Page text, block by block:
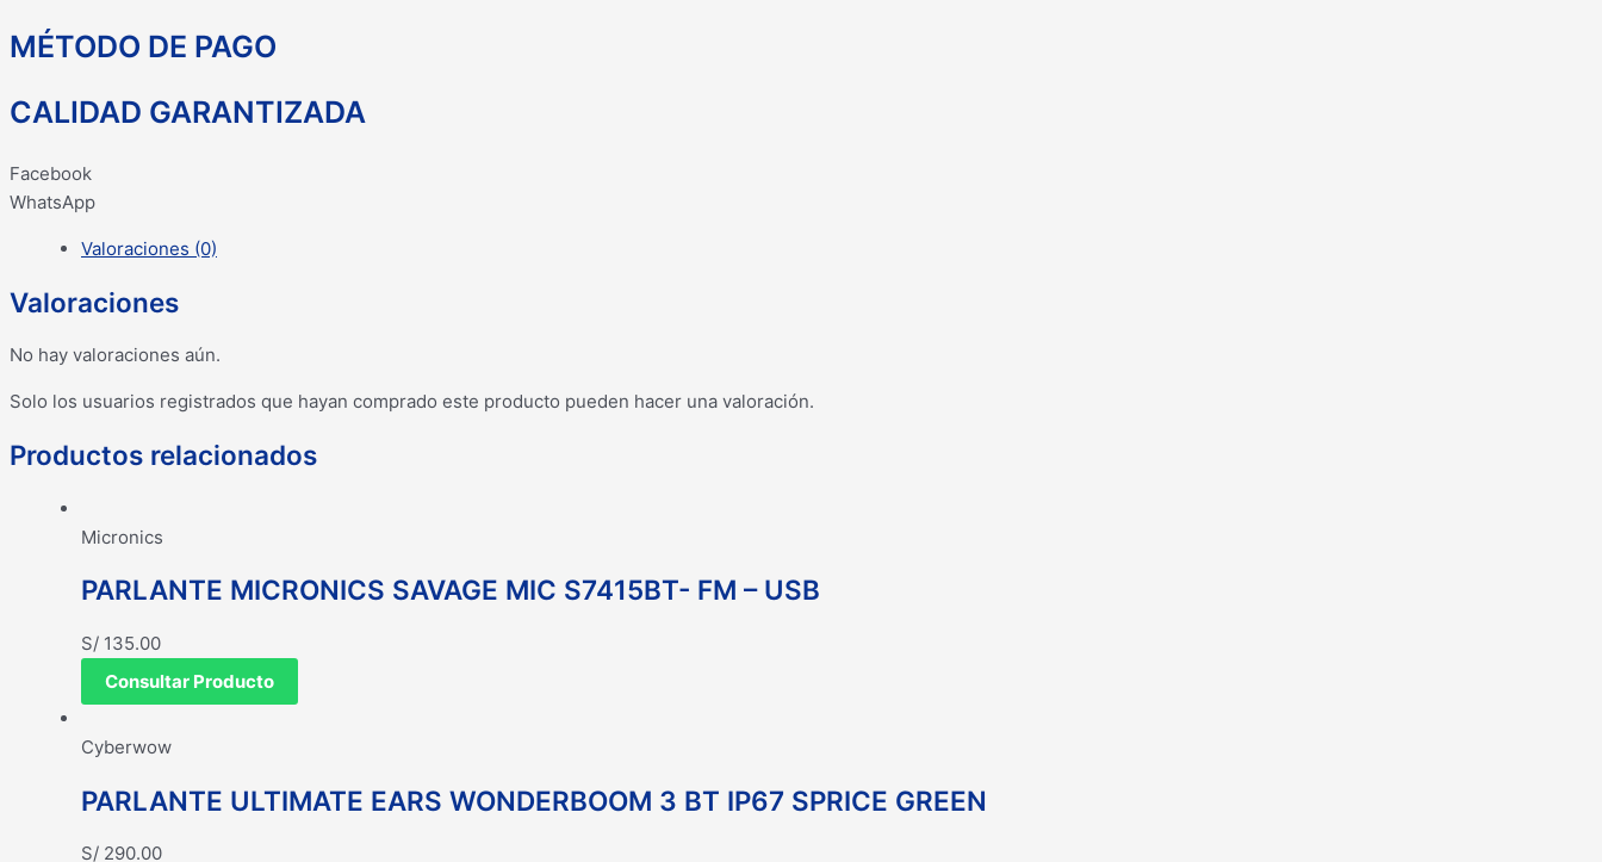
MÉTODO DE PAGO
CALIDAD GARANTIZADA
Facebook
WhatsApp
Valoraciones (0)
Valoraciones
No hay valoraciones aún.
Solo los usuarios registrados que hayan comprado este producto pueden hacer una valoración.
Productos relacionados
Micronics
PARLANTE MICRONICS SAVAGE MIC S7415BT- FM – USB
S/ 135.00
Consultar Producto
Cyberwow
PARLANTE ULTIMATE EARS WONDERBOOM 3 BT IP67 SPRICE GREEN
S/ 290.00